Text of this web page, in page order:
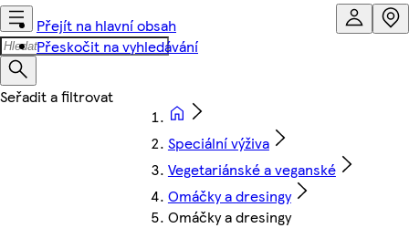
Přejít na hlavní obsah
Přeskočit na vyhledávání
Speciální výživa
Vegetariánské a veganské
Omáčky a dresingy
Omáčky a dresingy